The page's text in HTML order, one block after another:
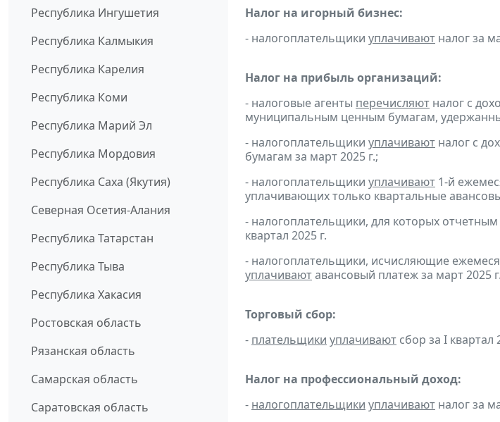
Республика Ингушетия
Республика Калмыкия
Республика Карелия
Республика Коми
Республика Марий Эл
Республика Мордовия
Республика Саха (Якутия)
Северная Осетия-Алания
Республика Татарстан
Республика Тыва
Республика Хакасия
Ростовская область
Рязанская область
Самарская область
Саратовская область
Налог на игорный бизнес:
- налогоплательщики уплачивают налог за
Налог на прибыль организаций:
- налоговые агенты перечисляют налог с
муниципальным ценным бумагам,
- налогоплательщики уплачивают налог с
бумагам за март 2025 г.;
- налогоплательщики уплачивают 1-й
уплачивающих только квартальные
- налогоплательщики, для которых
квартал 2025 г.
- налогоплательщики, исчисляющие
уплачиваютавансовый платеж за март 2025 г.
Торговый сбор:
- плательщики уплачивают сбор за I квартал
Налог на профессиональный доход:
- налогоплательщики уплачивают налог за